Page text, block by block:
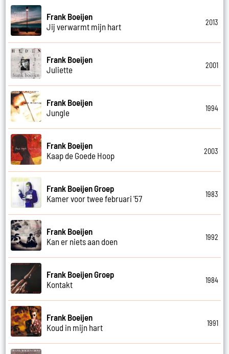
Frank Boeijen
Jij verwarmt mijn hart
2013
Frank Boeijen
Juliette
2001
Frank Boeijen
Jungle
1994
Frank Boeijen
Kaap de Goede Hoop
2003
Frank Boeijen Groep
Kamer voor twee februari '57
1983
Frank Boeijen
Kan er niets aan doen
1992
Frank Boeijen Groep
Kontakt
1984
Frank Boeijen
Koud in mijn hart
1991